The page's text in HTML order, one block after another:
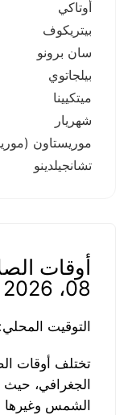
أوتاكي
بيتريكوف
سان برونو
بيلجاتوي
ميتكيينا
شهريار
موريستاون
تشانجيلدينو
أوقات
08، 2026
التوقيت المحلي: 09:30
تختلف أوقات
الجغرافي،
الشمس وغيرها